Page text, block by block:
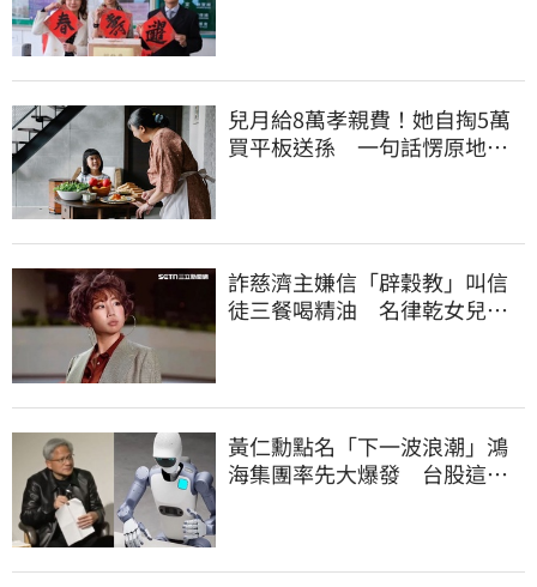
兒月給8萬孝親費！她自掏5萬
買平板送孫 一句話愣原地
詐慈濟主嫌信「辟穀教」叫信
徒三餐喝精油 名律乾女兒卻
黃仁勳點名「下一波浪潮」鴻
海集團率先大爆發 台股這族